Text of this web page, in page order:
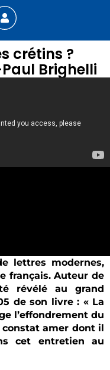
crétins ?
Brighelli
lettres modernes,
français. Auteur de
révélé au grand
de son livre : « La
l’effondrement du
amer dont il
cet entretien au